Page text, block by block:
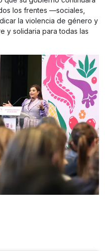
los frentes —sociales,
la violencia de género y
y solidaria para todas las